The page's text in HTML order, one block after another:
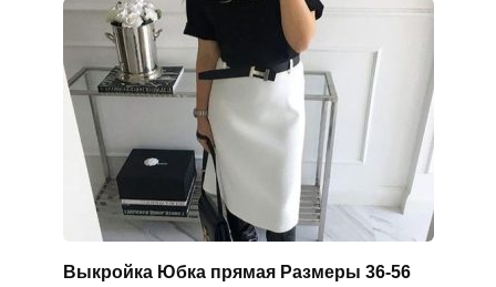
Выкройка Юбка прямая Размеры 36-56